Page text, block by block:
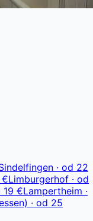
· od 22
€Limburgerhof · od
19 €Lampertheim ·
· od 25